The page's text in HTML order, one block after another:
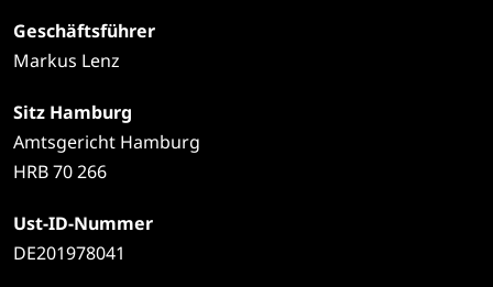
Geschäftsführer
Markus Lenz
Sitz Hamburg
Amtsgericht Hamburg
HRB 70 266
Ust-ID-Nummer
DE201978041